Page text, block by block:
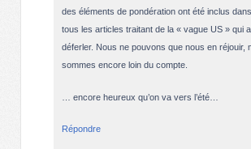
des éléments de pondération ont été inclus
tous les articles traitant de la « vague US » qui
déferler. Nous ne pouvons que nous en réjouir,
sommes encore loin du compte.
… encore heureux qu’on va vers l’été…
Répondre